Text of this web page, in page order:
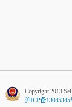
Copyright 2013
沪ICP备13045345